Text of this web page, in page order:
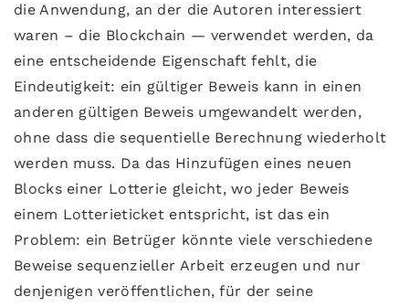
die Anwendung, an der die Autoren interessiert
waren – die Blockchain — verwendet werden, da
eine entscheidende Eigenschaft fehlt, die
Eindeutigkeit: ein gültiger Beweis kann in einen
anderen gültigen Beweis umgewandelt werden,
ohne dass die sequentielle Berechnung wiederholt
werden muss. Da das Hinzufügen eines neuen
Blocks einer Lotterie gleicht, wo jeder Beweis
einem Lotterieticket entspricht, ist das ein
Problem: ein Betrüger könnte viele verschiedene
Beweise sequenzieller Arbeit erzeugen und nur
denjenigen veröffentlichen, für der seine